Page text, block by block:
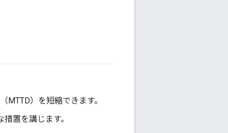
）を短縮できます。
置を講じます。